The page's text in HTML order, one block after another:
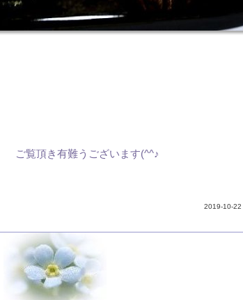
ご覧頂き有難うございます(^^♪
2019-10-22